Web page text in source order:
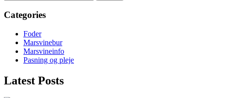
Categories
Foder
Marsvinebur
Marsvineinfo
Pasning og pleje
Latest Posts